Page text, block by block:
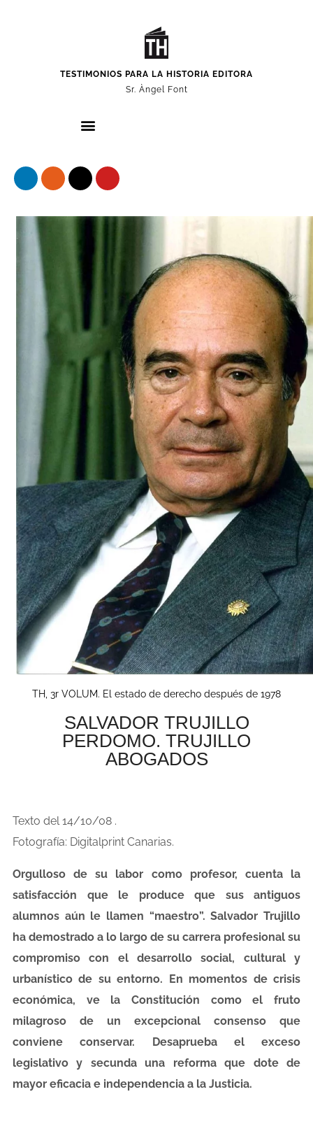
TESTIMONIOS PARA LA HISTORIA EDITORA
Sr. Àngel Font
TH, 3r VOLUM. El estado de derecho después de 1978
SALVADOR TRUJILLO
PERDOMO. TRUJILLO
ABOGADOS
Texto del 14/10/08 .
Fotografía: Digitalprint Canarias.
Orgulloso de su labor como profesor, cuenta la
satisfacción que le produce que sus antiguos
alumnos aún le llamen “maestro”. Salvador Trujillo
ha demostrado a lo largo de su carrera profesional su
compromiso con el desarrollo social, cultural y
urbanístico de su entorno. En momentos de crisis
económica, ve la Constitución como el fruto
milagroso de un excepcional consenso que
conviene conservar. Desaprueba el exceso
legislativo y secunda una reforma que dote de
mayor eficacia e independencia a la Justicia.